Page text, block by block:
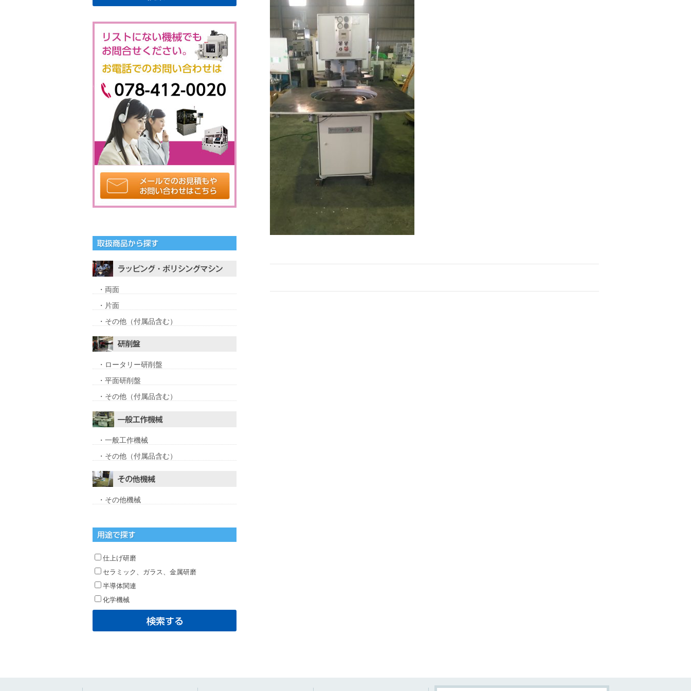
・両面
・片面
・その他（付属品含む）
・ロータリー研削盤
・平面研削盤
・その他（付属品含む）
・一般工作機械
・その他（付属品含む）
・その他機械
仕上げ研磨
セラミック、ガラス、金属研磨
半導体関連
化学機械